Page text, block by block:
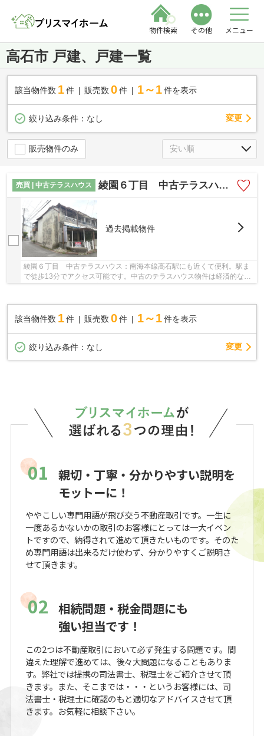
物件検索 その他 メニュー
高石市 戸建、戸建一覧
該当物件数 1件 販売数 0 件 1～1 件を表示
絞り込み条件： なし 変更
販売物件のみ
売買 | 中古テラスハウス 綾園６丁目 中古テラスハウス
過去掲載物件
綾園６丁目 中古テラスハウス：南海本線高石駅にも近くて便利。駅ま
で徒歩13分でアクセス可能です。中古のテラスハウス物件は経済的なメ
該当物件数 1件 販売数 0 件 1～1 件を表示
絞り込み条件： なし 変更
01
親切・丁寧・分かりやすい説明を
モットーに！
ややこしい専門用語が飛び交う不動産取引です。一生に
一度あるかないかの取引のお客様にとっては一大イベン
トですので、納得されて進めて頂きたいものです。そのた
め専門用語は出来るだけ使わず、分かりやすくご説明さ
せて頂きます。
02 相続問題・税金問題にも
強い担当です！
この2つは不動産取引において必ず発生する問題です。間
違えた理解で進めては、後々大問題になることもありま
す。弊社では提携の司法書士、税理士をご紹介させて頂
きます。また、そこまでは・・・というお客様には、司
法書士・税理士に確認のもと適切なアドバイスさせて頂
きます。お気軽に相談下さい。